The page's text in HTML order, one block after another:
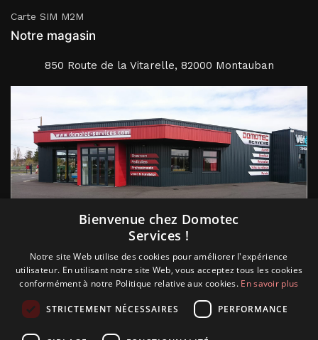
Carte SIM M2M
Notre magasin
850 Route de la Vitarelle, 82000 Montauban
Suivez nous
Bienvenue chez Domotec
Services !
Notre site Web utilise des cookies pour améliorer l'expérience
utilisateur. En utilisant notre site Web, vous acceptez tous les cookies
conformément à notre Politique relative aux cookies. En savoir plus
STRICTEMENT NÉCESSAIRES PERFORMANCE